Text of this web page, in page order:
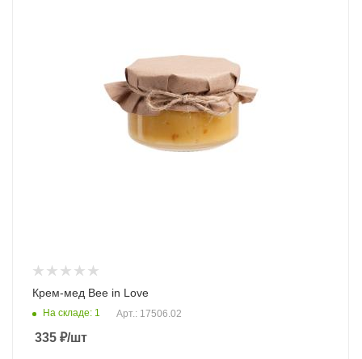
Крем-мед Bee in Love
На складе: 1 Арт.: 17506.02
335 ₽/шт